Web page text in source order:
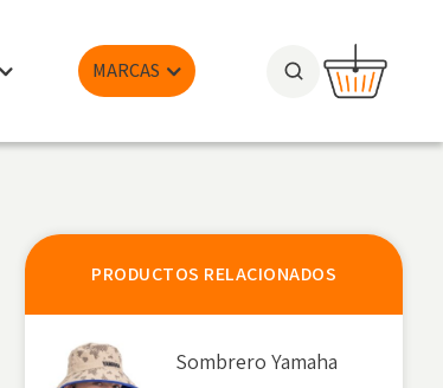
MARCAS
PRODUCTOS RELACIONADOS
Sombrero Yamaha